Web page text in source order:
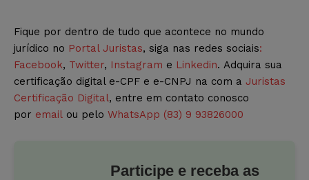
Fique por dentro de tudo que acontece no mundo
jurídico no Portal Juristas, siga nas redes sociais:
Facebook, Twitter, Instagram e Linkedin. Adquira sua
certificação digital e-CPF e e-CNPJ na com a Juristas
Certificação Digital, entre em contato conosco
por email ou pelo WhatsApp (83) 9 93826000
Participe e receba as